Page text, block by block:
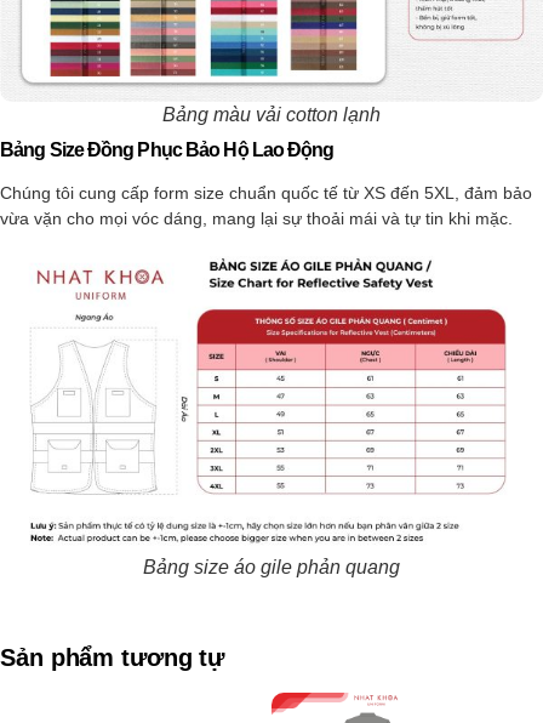
Bảng màu vải cotton lạnh
Bảng Size Đồng Phục Bảo Hộ Lao Động
Chúng tôi cung cấp form size chuẩn quốc tế từ XS đến 5XL, đảm bảo
vừa vặn cho mọi vóc dáng, mang lại sự thoải mái và tự tin khi mặc.
Bảng size áo gile phản quang
Sản phẩm tương tự